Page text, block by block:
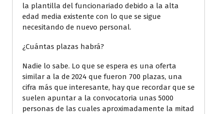
la plantilla del funcionariado debido a la alta
edad media existente con lo que se sigue
necesitando de nuevo personal.
¿Cuántas plazas habrá?
Nadie lo sabe. Lo que se espera es una oferta
similar a la de 2024 que fueron 700 plazas, una
cifra más que interesante, hay que recordar que se
suelen apuntar a la convocatoria unas 5000
personas de las cuales aproximadamente la mitad